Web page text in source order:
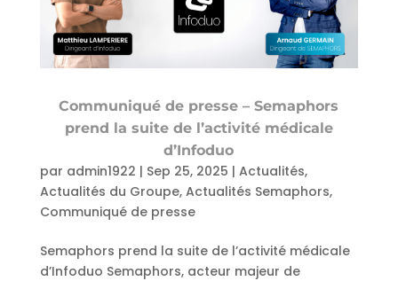
Communiqué de presse – Semaphors
prend la suite de l’activité médicale
d’Infoduo
par admin1922 | Sep 25, 2025 | Actualités,
Actualités du Groupe, Actualités Semaphors,
Communiqué de presse
Semaphors prend la suite de l’activité médicale
d’Infoduo Semaphors, acteur majeur de